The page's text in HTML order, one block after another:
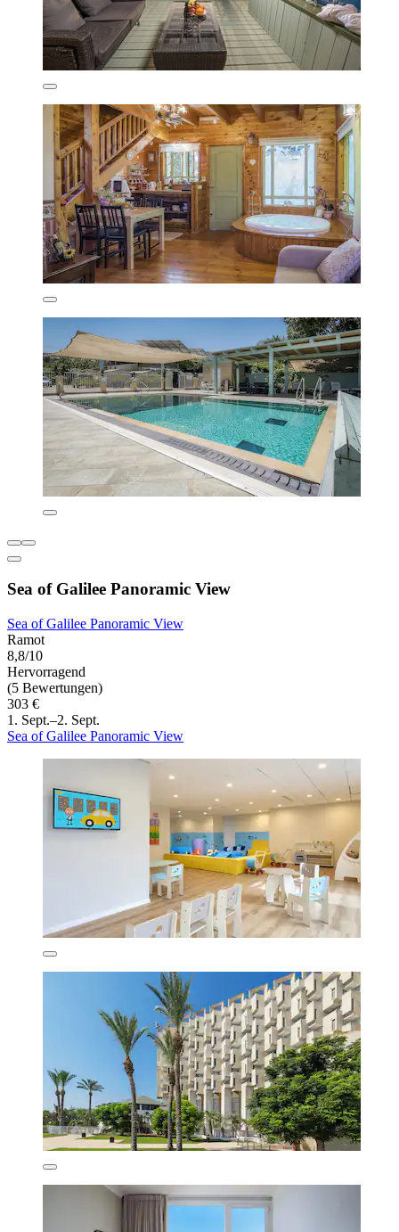
Sea of Galilee Panoramic View
Sea of Galilee Panoramic View
Ramot
8,8/10
Hervorragend
(5 Bewertungen)
303 €
1. Sept.–2. Sept.
Sea of Galilee Panoramic View